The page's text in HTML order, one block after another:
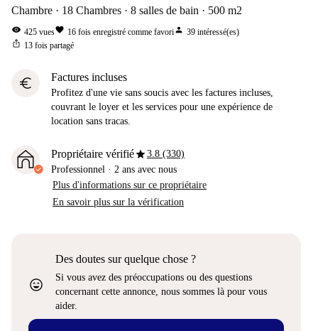
Chambre 18 Chambres 8 salles de bain 500 m2
visibility 425 vuesfavorite 16 fois enregistré comme favoriperson 39 intéressé(es)
ios_share 13 fois partagé
euro Factures incluses
Profitez d'une vie sans soucis avec les factures incluses,
couvrant le loyer et les services pour une expérience de
location sans tracas.
Propriétaire vérifiéstar3.8 (330)
Professionnel · 2 ans avec nous
Plus d'informations sur ce propriétaire
En savoir plus sur la vérification
sentiment_very_satisfied
Des doutes sur quelque chose ?
Si vous avez des préoccupations ou des questions
concernant cette annonce, nous sommes là pour vous
aider.